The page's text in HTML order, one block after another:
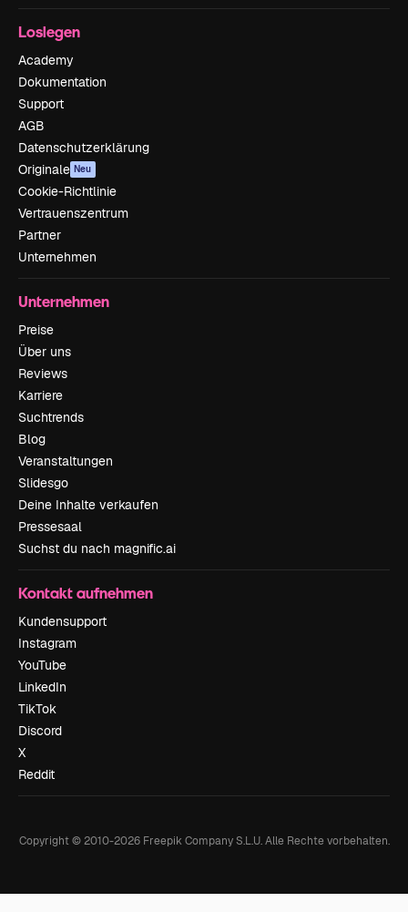
Loslegen
Academy
Dokumentation
Support
AGB
Datenschutzerklärung
Originale Neu
Cookie-Richtlinie
Vertrauenszentrum
Partner
Unternehmen
Unternehmen
Preise
Über uns
Reviews
Karriere
Suchtrends
Blog
Veranstaltungen
Slidesgo
Deine Inhalte verkaufen
Pressesaal
Suchst du nach magnific.ai
Kontakt aufnehmen
Kundensupport
Instagram
YouTube
LinkedIn
TikTok
Discord
X
Reddit
Copyright © 2010-2026Freepik Company S.L.U. Alle Rechte vorbehalten.